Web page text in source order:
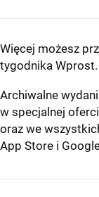
Więcej możesz
tygodnika Wprost.
Archiwalne
w specjalnej
oraz we
App Store i